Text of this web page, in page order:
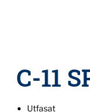
C-11
Utfasat